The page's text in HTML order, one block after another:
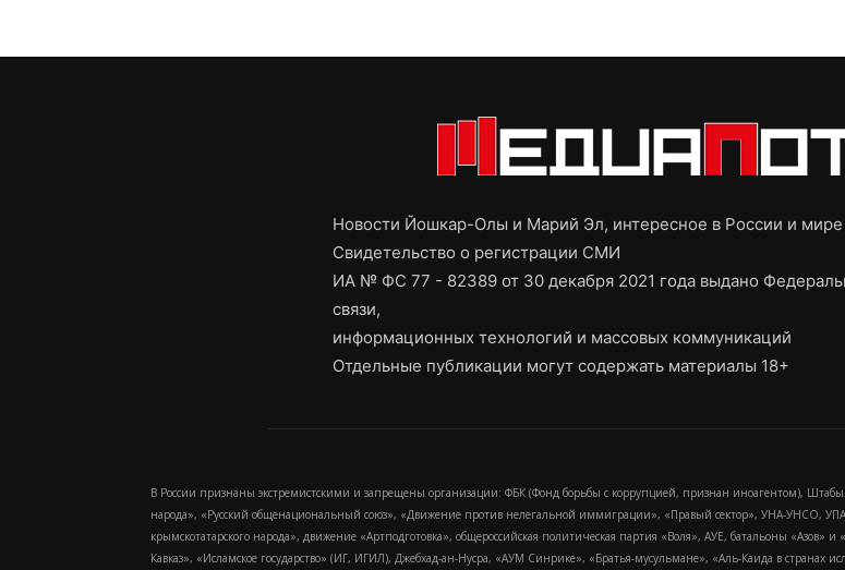
Новости Йошкар-Олы и Марий Эл, интересное в России и
Свидетельство о регистрации СМИ
ИА № ФС 77 - 82389 от 30 декабря 2021 года выдано
связи,
информационных технологий и массовых коммуникаций
Отдельные публикации могут содержать материалы 18+
В России признаны экстремистскими и запрещены организации: ФБК (Фонд борьбы с коррупцией, признан иноагентом),
народа», «Русский общенациональный союз», «Движение против нелегальной иммиграции», «Правый сектор», УНА-УНСО,
крымскотатарского народа», движение «Артподготовка», общероссийская политическая партия «Воля», АУЕ, батальоны
Кавказ», «Исламское государство» (ИГ, ИГИЛ), Джебхад-ан-Нусра, «АУМ Синрике», «Братья-мусульмане», «Аль-Каида в странах